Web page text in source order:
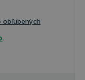
obľubených
.